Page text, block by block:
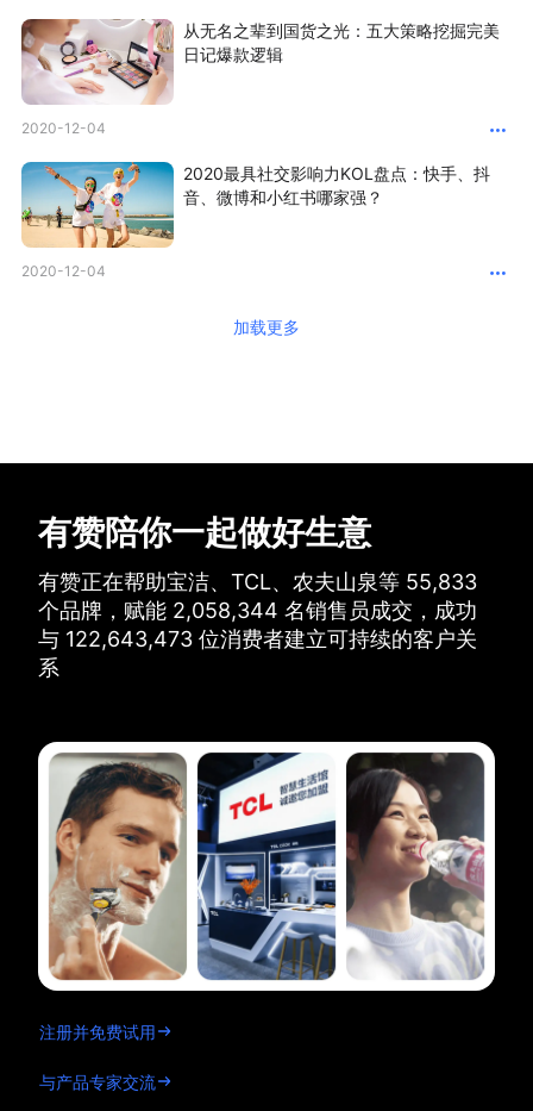
从无名之辈到国货之光：五大策略挖掘完美
日记爆款逻辑
2020-12-04
2020最具社交影响力KOL盘点：快手、抖
音、微博和小红书哪家强？
2020-12-04
加载更多
有赞陪你一起做好生意
有赞正在帮助宝洁、TCL、农夫山泉等 55,833
个品牌， 赋能 2,058,344 名销售员成交， 成功
与 122,643,473 位消费者建立可持续的客户关
系
注册并免费试用
与产品专家交流